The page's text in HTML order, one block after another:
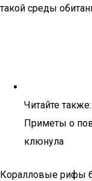
такой среды
Читайте также:
Приметы о
клюнула
Коралловые рифы